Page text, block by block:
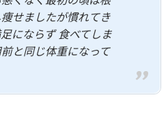
せましたが慣れてき
にならず 食べてしま
と同じ体重になって